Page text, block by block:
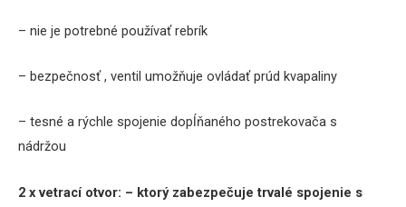
– nie je potrebné používať rebrík
– bezpečnosť , ventil umožňuje ovládať prúd kvapaliny
– tesné a rýchle spojenie dopĺňaného postrekovača s
nádržou
2 x vetrací otvor: – ktorý zabezpečuje trvalé spojenie s